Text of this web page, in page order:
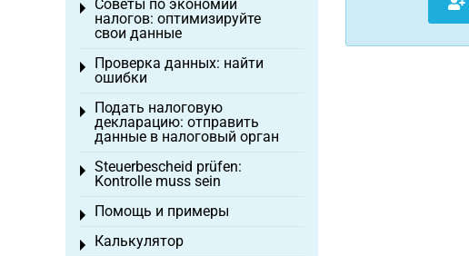
Советы по экономии
налогов: оптимизируйте
свои данные
Toggle menu
Проверка данных: найти
ошибки
Toggle menu
Подать налоговую
декларацию: отправить
данные в налоговый орган
Toggle menu
Steuerbescheid prüfen:
Kontrolle muss sein
Toggle menu
Помощь и примеры
Toggle menu
Калькулятор
Toggle menu